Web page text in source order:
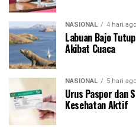
NASIONAL 4 hari ago
Labuan Bajo
Akibat Cuaca
NASIONAL 5 hari ago
Urus Paspor dan
Kesehatan Aktif